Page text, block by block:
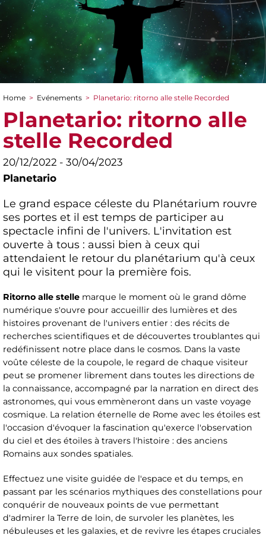
You are here
Home > Evénements > Planetario: ritorno alle stelle Recorded
Planetario: ritorno alle
stelle Recorded
20/12/2022 - 30/04/2023
Planetario
Le grand espace céleste du Planétarium rouvre
ses portes et il est temps de participer au
spectacle infini de l'univers. L'invitation est
ouverte à tous : aussi bien à ceux qui
attendaient le retour du planétarium qu'à ceux
qui le visitent pour la première fois.
Ritorno alle stelle marque le moment où le grand dôme
numérique s'ouvre pour accueillir des lumières et des
histoires provenant de l'univers entier : des récits de
recherches scientifiques et de découvertes troublantes qui
redéfinissent notre place dans le cosmos. Dans la vaste
voûte céleste de la coupole, le regard de chaque visiteur
peut se promener librement dans toutes les directions de
la connaissance, accompagné par la narration en direct des
astronomes, qui vous emmèneront dans un vaste voyage
cosmique. La relation éternelle de Rome avec les étoiles est
l'occasion d'évoquer la fascination qu'exerce l'observation
du ciel et des étoiles à travers l'histoire : des anciens
Romains aux sondes spatiales.
Effectuez une visite guidée de l'espace et du temps, en
passant par les scénarios mythiques des constellations pour
conquérir de nouveaux points de vue permettant
d'admirer la Terre de loin, de survoler les planètes, les
nébuleuses et les galaxies, et de revivre les étapes cruciales